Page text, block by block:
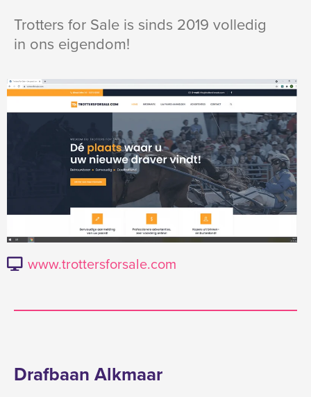
Trotters for Sale is sinds 2019 volledig
in ons eigendom!
www.trottersforsale.com
Drafbaan Alkmaar